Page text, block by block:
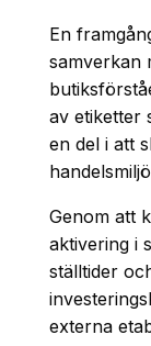
En
samverkan
av etiketter
en del i att
Genom att
aktivering i
ställtider
externa